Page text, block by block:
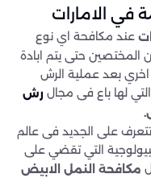
في الامارات
عند مكافحة اي نوع
حتى يتم ابادة
بعد عملية الرش
لها باع فى مجال رش
على الجديد فى عالم
التي تقضي على
مكافحة النمل الابيض